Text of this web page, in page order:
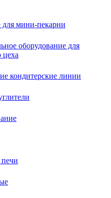
для мини-пекарни
оборудование для
цеха
кондитерские линии